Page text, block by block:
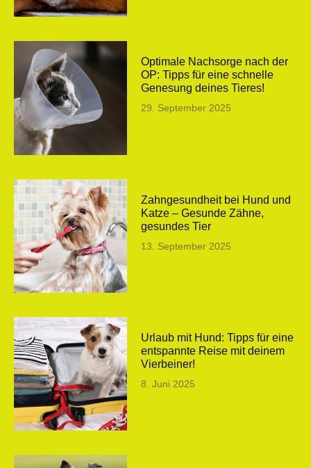
Optimale Nachsorge nach der
OP: Tipps für eine schnelle
Genesung deines Tieres!
29. September 2025
Zahngesundheit bei Hund und
Katze – Gesunde Zähne,
gesundes Tier
13. September 2025
Urlaub mit Hund: Tipps für eine
entspannte Reise mit deinem
Vierbeiner!
8. Juni 2025